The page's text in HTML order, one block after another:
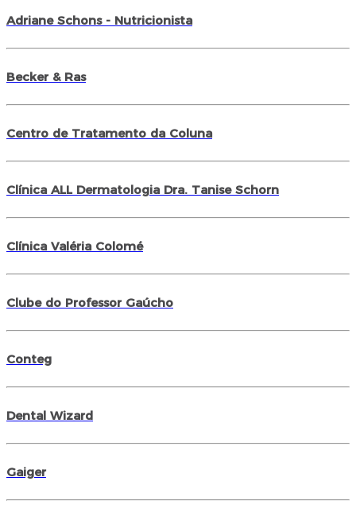
Adriane Schons - Nutricionista
Becker & Ras
Centro de Tratamento da Coluna
Clínica ALL Dermatologia Dra. Tanise Schorn
Clínica Valéria Colomé
Clube do Professor Gaúcho
Conteg
Dental Wizard
Gaiger